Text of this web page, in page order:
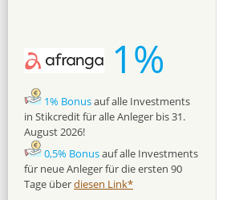
1%
1% Bonusauf alle Investments
in Stikcredit für alle Anleger bis 31.
August 2026!
0,5% Bonusauf alle Investments
für neue Anleger für die ersten 90
Tage überdiesen Link*